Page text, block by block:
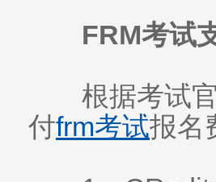
FRM考试
根据考试
付frm考试报名